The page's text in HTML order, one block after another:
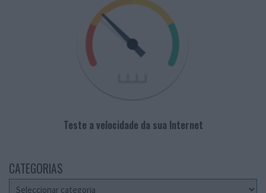
Teste a velocidade da sua Internet
CATEGORIAS
Categorias